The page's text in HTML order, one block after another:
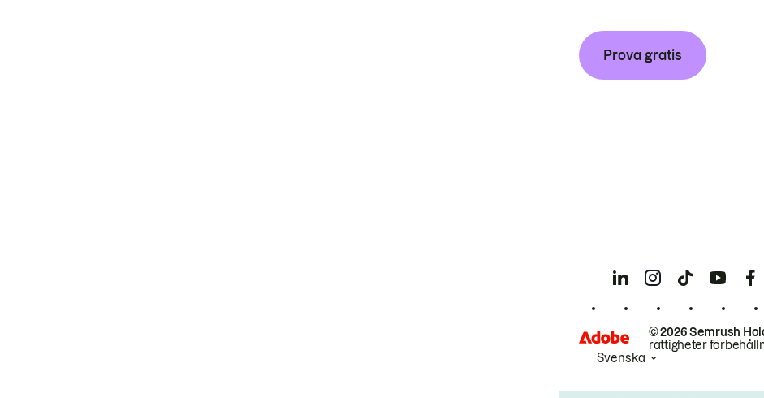
Prova gratis
© 2026 Semrush
rättigheter
Svenska